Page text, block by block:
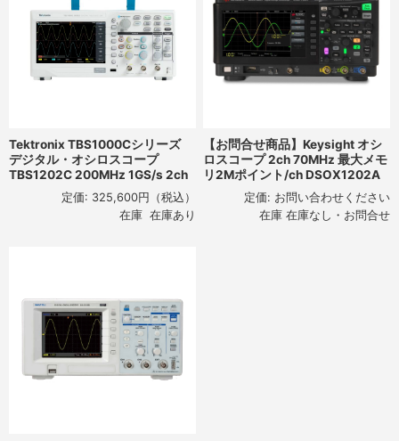
Tektronix TBS1000Cシリーズ
デジタル・オシロスコープ
TBS1202C 200MHz 1GS/s 2ch
定価: 325,600円
（税込）
在庫 在庫あり
【お問合せ商品】Keysight オシ
ロスコープ 2ch 70MHz 最大メモ
リ2Mポイント/ch DSOX1202A
定価: お問い合わせください
在庫 在庫なし・お問合せ